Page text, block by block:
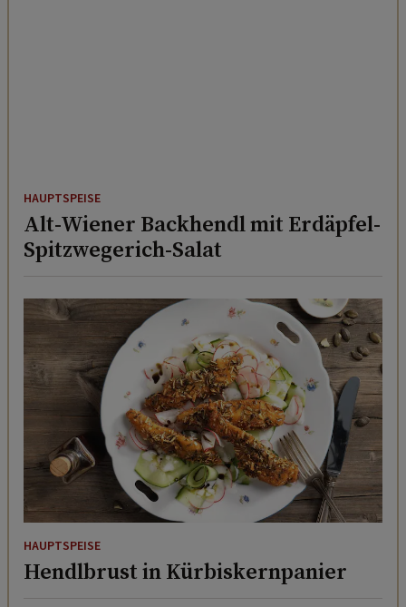
Alt-Wiener Backhendl mit Erdäpfel-
Spitzwegerich-Salat
HAUPTSPEISE
Hendlbrust in Kürbiskernpanier